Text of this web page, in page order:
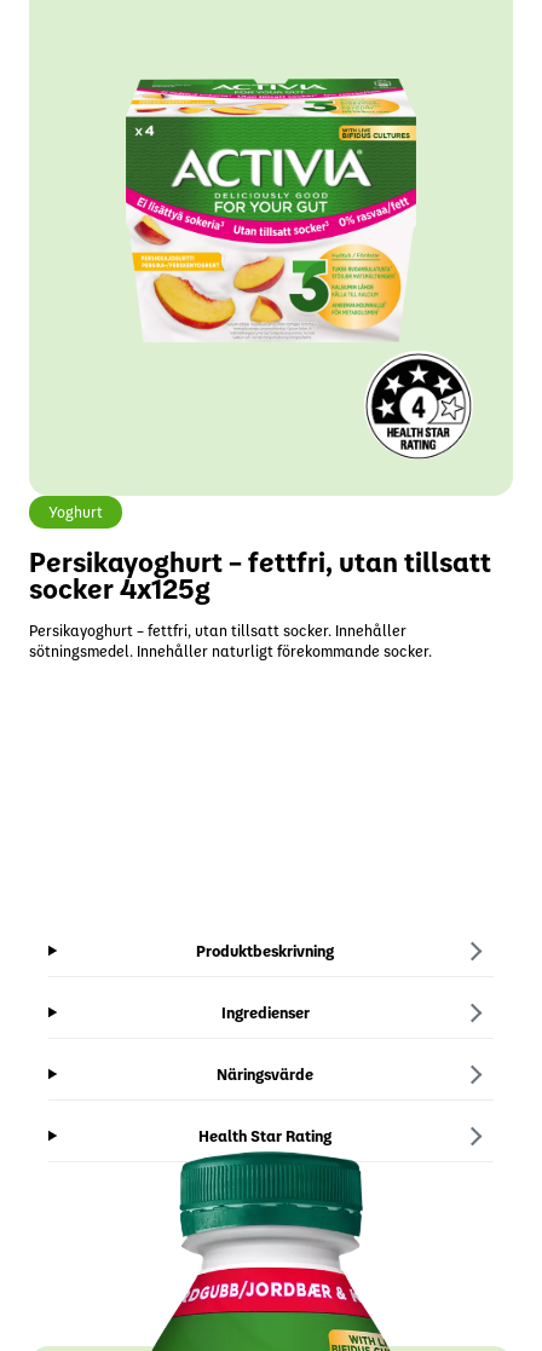
Yoghurt
Persikayoghurt – fettfri, utan tillsatt
socker 4x125g
Persikayoghurt – fettfri, utan tillsatt socker. Innehåller
sötningsmedel. Innehåller naturligt förekommande socker.
Produktbeskrivning
Ingredienser
Näringsvärde
Health Star Rating